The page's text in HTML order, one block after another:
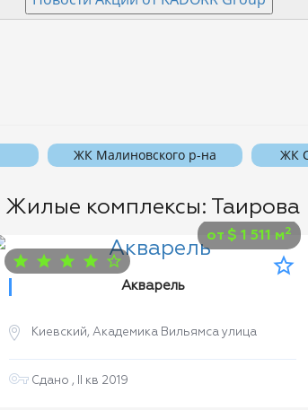
ЖК Малиновского р-на ЖК
Жилые комплексы: Таирова
от $ 1 511 м2
Акварель
Киевский, Академика Вильямса улица
Сдано , II кв 2019